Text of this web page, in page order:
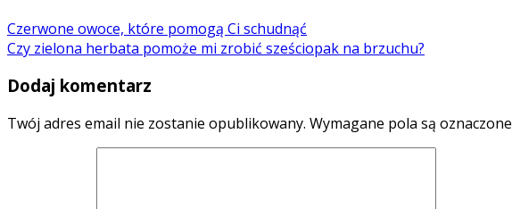
Czerwone owoce, które pomogą Ci schudnąć
Czy zielona herbata pomoże mi zrobić sześciopak na brzuchu?
Dodaj komentarz
Twój adres email nie zostanie opublikowany. Wymagane pola są oznaczone